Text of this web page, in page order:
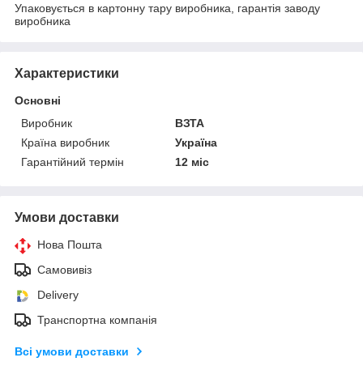
Упаковується в картонну тару виробника, гарантія заводу
виробника
Характеристики
Основні
Виробник
ВЗТА
Країна виробник
Україна
Гарантійний термін
12 міс
Умови доставки
Нова Пошта
Самовивіз
Delivery
Транспортна компанія
Всі умови доставки